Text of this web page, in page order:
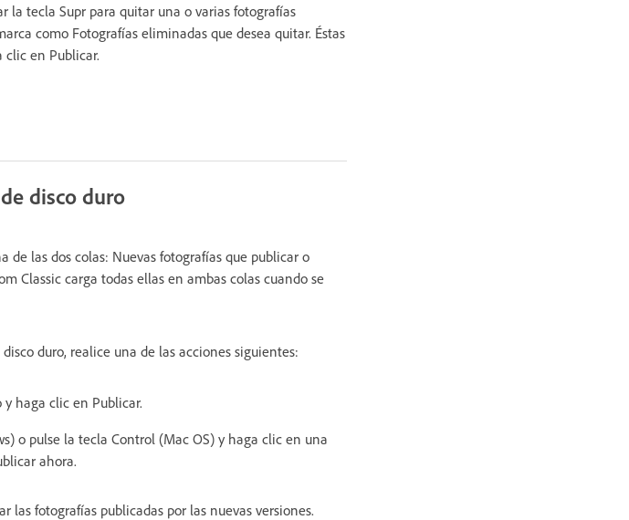
la tecla Supr para quitar una o varias fotografías
como Fotografías eliminadas que desea quitar. Éstas
en Publicar.
disco duro
de las dos colas: Nuevas fotografías que publicar o
Classic carga todas ellas en ambas colas cuando se
duro, realice una de las acciones siguientes:
haga clic en Publicar.
o pulse la tecla Control (Mac OS) y haga clic en una
ahora.
las fotografías publicadas por las nuevas versiones.